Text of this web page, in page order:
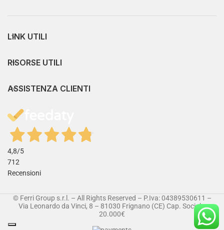
LINK UTILI
RISORSE UTILI
ASSISTENZA CLIENTI
4,8/5
712
Recensioni
© Ferri Group s.r.l. – All Rights Reserved – P.Iva: 04389530611 –
Via Leonardo da Vinci, 8 – 81030 Frignano (CE) Cap. Sociale:
20.000€